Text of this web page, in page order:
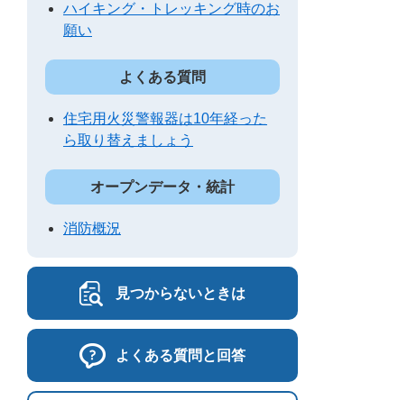
ハイキング・トレッキング時のお
願い
よくある質問
住宅用火災警報器は10年経った
ら取り替えましょう
オープンデータ・統計
消防概況
見つからないときは
よくある質問と回答